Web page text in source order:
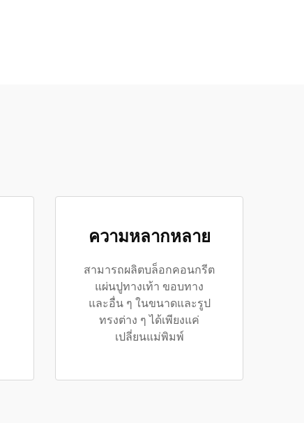
ความหลากหลาย
สามารถผลิตบล็อกคอนกรีต
แผ่นปูทางเท้า ขอบทาง
และอื่น ๆ ในขนาดและรูป
ทรงต่าง ๆ ได้เพียงแค่
เปลี่ยนแม่พิมพ์